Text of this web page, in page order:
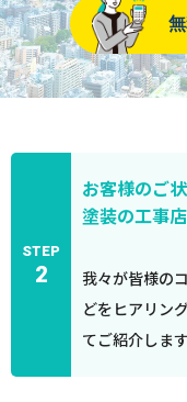
STEP
2
お客様のご
塗装の工事
我々が皆様の
どをヒアリン
てご紹介します